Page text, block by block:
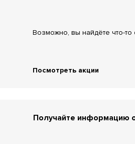
Возможно, вы найдёте что-то
Посмотреть акции
Получайте информацию